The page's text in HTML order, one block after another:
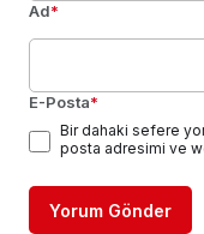
Ad*
E-Posta*
Bir dahaki sefere
posta adresimi ve
Yorum Gönder